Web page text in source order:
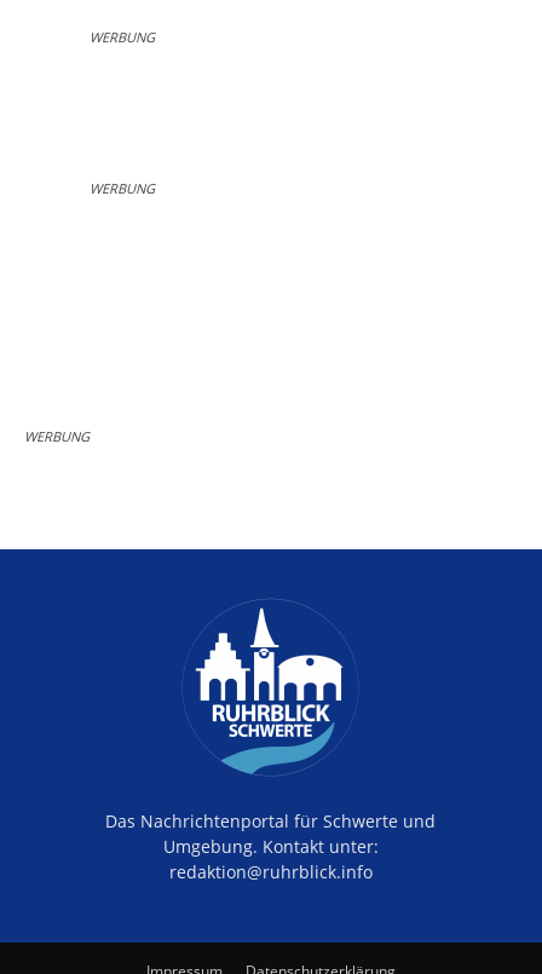
WERBUNG
WERBUNG
WERBUNG
Das Nachrichtenportal für Schwerte und
Umgebung. Kontakt unter:
redaktion@ruhrblick.info